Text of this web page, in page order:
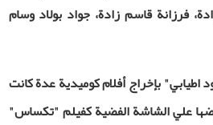
فرزانة قاسم زادة، جواد بولاد وسام
بإخراج أفلام كوميدية عدة كانت
علي الشاشة الفضية كفيلم "تكساس"